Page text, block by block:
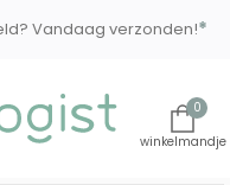
Vandaag verzonden!*
0